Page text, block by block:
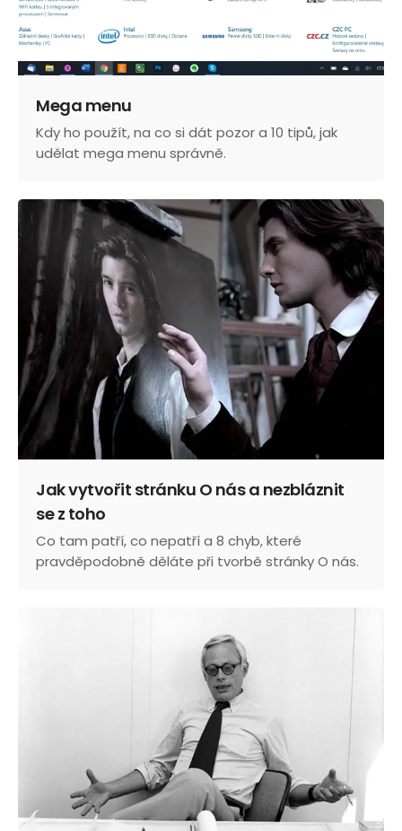
Mega menu
Kdy ho použít, na co si dát pozor a 10 tipů, jak
udělat mega menu správně.
Jak vytvořit stránku O nás a nezbláznit
se z toho
Co tam patří, co nepatří a 8 chyb, které
pravděpodobně děláte při tvorbě stránky O nás.